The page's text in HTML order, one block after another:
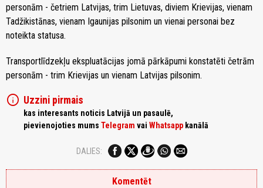
personām - četriem Latvijas, trim Lietuvas, diviem Krievijas, vienam
Tadžikistānas, vienam Igaunijas pilsonim un vienai personai bez
noteikta statusa.
Transportlīdzekļu ekspluatācijas jomā pārkāpumi konstatēti četrām
personām - trim Krievijas un vienam Latvijas pilsonim.
info Uzzini pirmais
kas interesants noticis Latvijā un pasaulē,
pievienojoties mums Telegram vai Whatsapp kanālā
DALIES:
Komentēt